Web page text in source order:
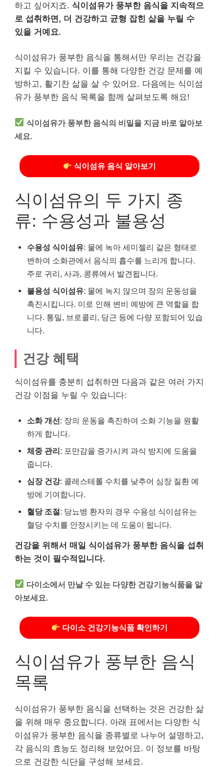
하고 싶어지죠. 식이섬유가 풍부한 음식을 지속적으
로 섭취하면, 더 건강하고 균형 잡힌 삶을 누릴 수
있을 거예요.
식이섬유가 풍부한 음식을 통해서만 우리는 건강을
지킬 수 있습니다. 이를 통해 다양한 건강 문제를 예
방하고, 활기찬 삶을 살 수 있어요. 다음에는 식이섬
유가 풍부한 음식 목록을 함께 살펴보도록 해요!
식이섬유가 풍부한 음식의 비밀을 지금 바로 알아보
세요.
식이섬유 음식 알아보기
식이섬유의 두 가지 종
류: 수용성과 불용성
수용성 식이섬유: 물에 녹아 세미젤리 같은 형태로
변하여 소화관에서 음식의 흡수를 느리게 합니다.
주로 귀리, 사과, 콩류에서 발견됩니다.
불용성 식이섬유: 물에 녹지 않으며 장의 운동성을
촉진시킵니다. 이로 인해 변비 예방에 큰 역할을 합
니다. 통밀, 브로콜리, 당근 등에 다량 포함되어 있습
니다.
건강 혜택
식이섬유를 충분히 섭취하면 다음과 같은 여러 가지
건강 이점을 누릴 수 있습니다:
소화 개선: 장의 운동을 촉진하여 소화 기능을 원활
하게 합니다.
체중 관리: 포만감을 증가시켜 과식 방지에 도움을
줍니다.
심장 건강: 콜레스테롤 수치를 낮추어 심장 질환 예
방에 기여합니다.
혈당 조절: 당뇨병 환자의 경우 수용성 식이섬유는
혈당 수치를 안정시키는 데 도움이 됩니다.
건강을 위해서 매일 식이섬유가 풍부한 음식을 섭취
하는 것이 필수적입니다.
다이소에서 만날 수 있는 다양한 건강기능식품을 알
아보세요.
다이소 건강기능식품 확인하기
식이섬유가 풍부한 음식
목록
식이섬유가 풍부한 음식을 선택하는 것은 건강한 삶
을 위해 매우 중요합니다. 아래 표에서는 다양한 식
이섬유가 풍부한 음식을 종류별로 나누어 설명하고,
각 음식의 효능도 정리해 보았어요. 이 정보를 바탕
으로 건강한 식단을 구성해 보세요.